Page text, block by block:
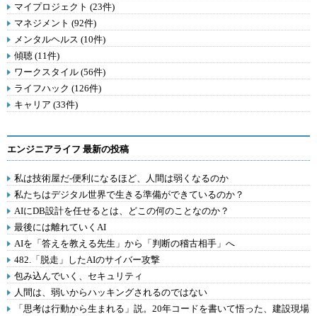
マイプロジェクト (23件)
マネジメント (92件)
メンタルヘルス (10件)
傾聴 (11件)
ワークスタイル (56件)
ライフハック (126件)
キャリア (33件)
エンジニアライフ 最新の投稿
私は技術屋だ-便利になるほど、人間は弱くなるのか
私たちはデジタル世界で生きる準備ができているのか？
AIにDB設計を任せるとは、どこの何のことなのか？
最後には離れていくAI
AIを「答えを教える先生」から「判断の稽古相手」へ
482.「脱走」したAIのサイバー攻撃
包み込んでいく、セキュリティ
人間は、弱いからハッキングされるのではない
「思考は行動から生まれる」説。20年コードを書いて悟った、建設現場